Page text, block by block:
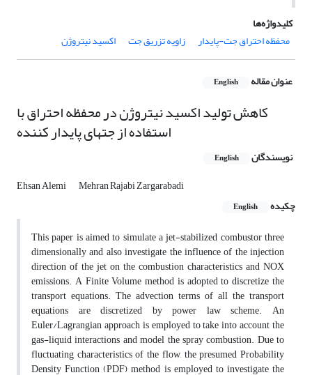
کلیدواژه‌ها
محفظه احتراق جت-پایدار
زاویه تزریق جت اکسید نیتروژن
عنوان مقاله English
کاهش تولید اکسید نیتروژن در محفظه احتراق با
استفاده از جتهای پایدار کننده
نویسندگان English
Ehsan Alemi
Mehran Rajabi Zargarabadi
چکیده
English
This paper is aimed to simulate a jet-stabilized combustor three
dimensionally and also investigate the influence of the injection
direction of the jet on the combustion characteristics and NOX
emissions. A Finite Volume method is adopted to discretize the
transport equations. The advection terms of all the transport
equations are discretized by power law scheme. An
Euler/Lagrangian approach is employed to take into account the
gas-liquid interactions and model the spray combustion. Due to
fluctuating characteristics of the flow, the presumed Probability
Density Function (PDF) method is employed to investigate the